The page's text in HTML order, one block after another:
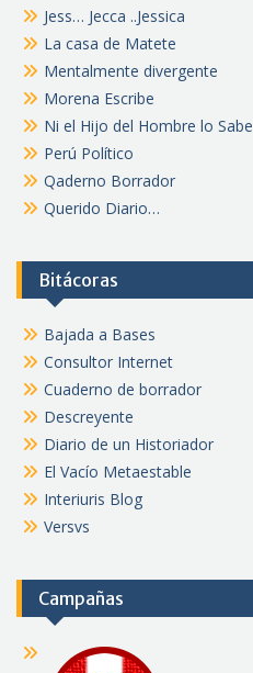
Jess… Jecca ..Jessica
La casa de Matete
Mentalmente divergente
Morena Escribe
Ni el Hijo del Hombre lo Sabe
Perú Político
Qaderno Borrador
Querido Diario…
Bitácoras
Bajada a Bases
Consultor Internet
Cuaderno de borrador
Descreyente
Diario de un Historiador
El Vacío Metaestable
Interiuris Blog
Versvs
Campañas